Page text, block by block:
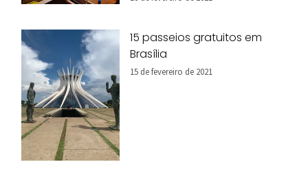
15 passeios gratuitos em
Brasília
15 de fevereiro de 2021